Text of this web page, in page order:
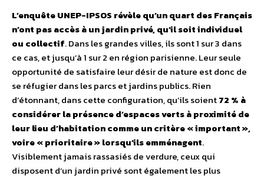
L’enquête UNEP-IPSOS révèle qu’un quart des Français
n’ont pas accès à un jardin privé, qu’il soit individuel
ou collectif. Dans les grandes villes, ils sont 1 sur 3 dans
ce cas, et jusqu’à 1 sur 2 en région parisienne. Leur seule
opportunité de satisfaire leur désir de nature est donc de
se réfugier dans les parcs et jardins publics. Rien
d’étonnant, dans cette configuration, qu’ils soient72 % à
considérer la présence d’espaces verts à proximité de
leur lieu d’habitation comme un critère « important »,
voire « prioritaire » lorsqu’ils emménagent.
Visiblement jamais rassasiés de verdure, ceux qui
disposent d’un jardin privé sont également les plus